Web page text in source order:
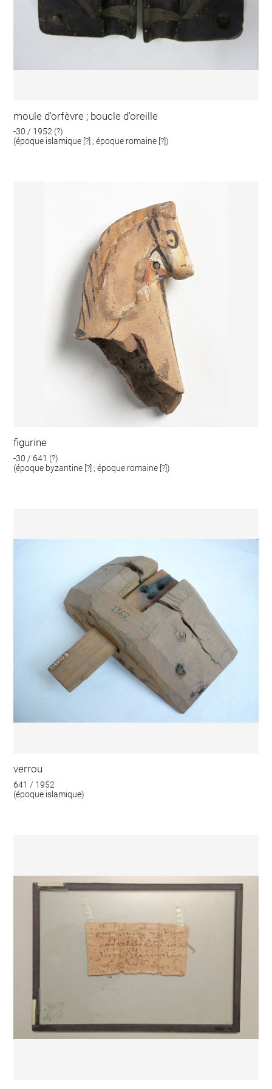
moule d'orfèvre ; boucle d'oreille
-30 / 1952 (?)
(époque islamique [?] ; époque romaine [?])
figurine
-30 / 641 (?)
(époque byzantine [?] ; époque romaine [?])
verrou
641 / 1952
(époque islamique)